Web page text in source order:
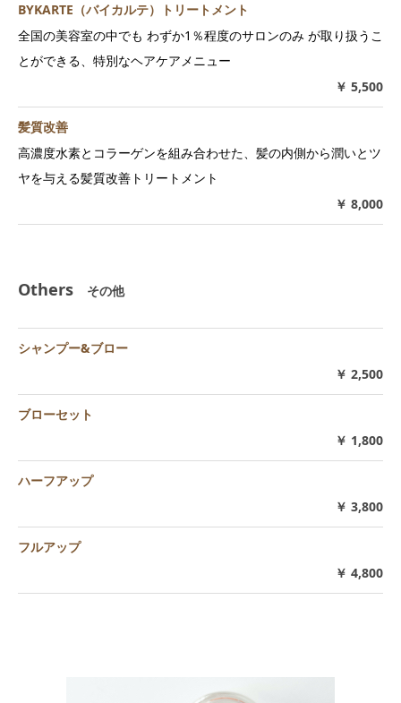
BYKARTE（バイカルテ）トリートメント
全国の美容室の中でも わずか1％程度のサロンのみ が取り扱うこ
とができる、特別なヘアケアメニュー
￥ 5,500
髪質改善
高濃度水素とコラーゲンを組み合わせた、髪の内側から潤いとツ
ヤを与える髪質改善トリートメント
￥ 8,000
Others その他
シャンプー&ブロー
￥ 2,500
ブローセット
￥ 1,800
ハーフアップ
￥ 3,800
フルアップ
￥ 4,800